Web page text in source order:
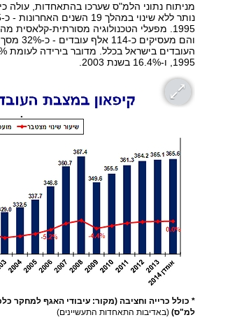
מניתוח נתוני הלמ"ס שערכו בהתאחדות, עולה
1995, ו-16.4% בשנת 2003.
* כולל כרייה וחציבה (מקור: עיבודי האגף למחקר
למ"ס) (באדיבות התאחדות התעשיינים)